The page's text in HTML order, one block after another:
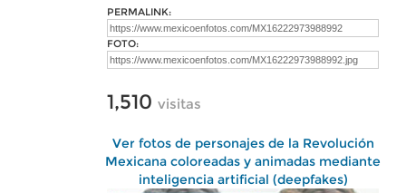
PERMALINK:
FOTO:
1,510 visitas
Ver fotos de personajes de la Revolución
Mexicana coloreadas y animadas mediante
inteligencia artificial (deepfakes)